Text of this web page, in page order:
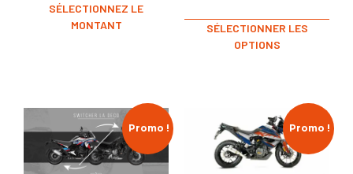
SÉLECTIONNEZ LE
MONTANT
SÉLECTIONNER LES
OPTIONS
Promo ! Promo !